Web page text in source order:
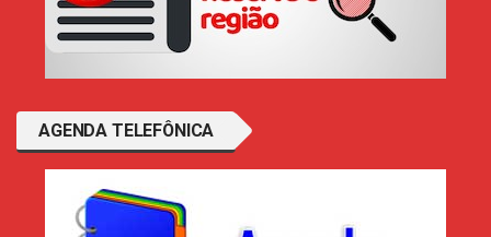
AGENDA TELEFÔNICA